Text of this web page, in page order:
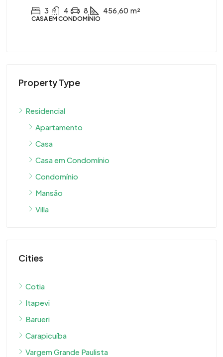
3 4 8 456,60 m²
CASA EM CONDOMÍNIO
Property Type
Residencial
Apartamento
Casa
Casa em Condomínio
Condomínio
Mansão
Villa
Cities
Cotia
Itapevi
Barueri
Carapicuíba
Vargem Grande Paulista